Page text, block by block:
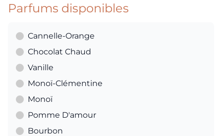
Parfums disponibles
Cannelle-Orange
Chocolat Chaud
Vanille
Monoï-Clémentine
Monoï
Pomme D'amour
Bourbon